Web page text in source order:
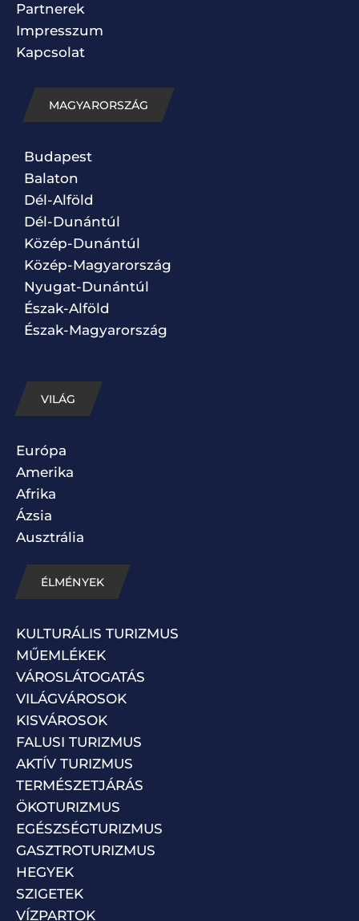
Partnerek
Impresszum
Kapcsolat
MAGYARORSZÁG
Budapest
Balaton
Dél-Alföld
Dél-Dunántúl
Közép-Dunántúl
Közép-Magyarország
Nyugat-Dunántúl
Észak-Alföld
Észak-Magyarország
VILÁG
Európa
Amerika
Afrika
Ázsia
Ausztrália
ÉLMÉNYEK
KULTURÁLIS TURIZMUS
MŰEMLÉKEK
VÁROSLÁTOGATÁS
VILÁGVÁROSOK
KISVÁROSOK
FALUSI TURIZMUS
AKTÍV TURIZMUS
TERMÉSZETJÁRÁS
ÖKOTURIZMUS
EGÉSZSÉGTURIZMUS
GASZTROTURIZMUS
HEGYEK
SZIGETEK
VÍZPARTOK